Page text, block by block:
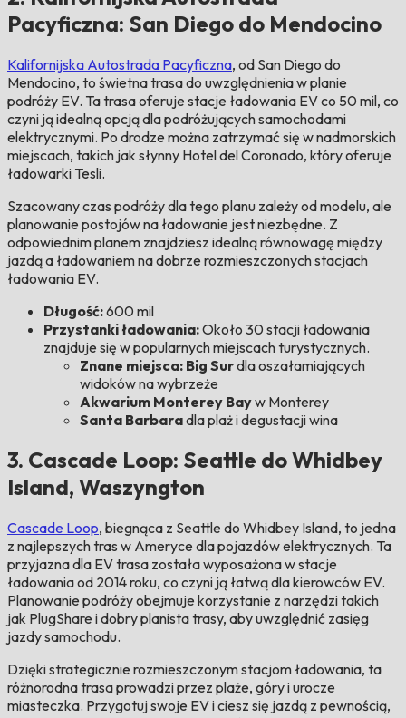
Pacyficzna: San Diego do Mendocino
Kalifornijska Autostrada Pacyficzna, od San Diego do
Mendocino, to świetna trasa do uwzględnienia w planie
podróży EV. Ta trasa oferuje stacje ładowania EV co 50 mil, co
czyni ją idealną opcją dla podróżujących samochodami
elektrycznymi. Po drodze można zatrzymać się w nadmorskich
miejscach, takich jak słynny Hotel del Coronado, który oferuje
ładowarki Tesli.
Szacowany czas podróży dla tego planu zależy od modelu, ale
planowanie postojów na ładowanie jest niezbędne. Z
odpowiednim planem znajdziesz idealną równowagę między
jazdą a ładowaniem na dobrze rozmieszczonych stacjach
ładowania EV.
Długość:600 mil
Przystanki ładowania:Około 30 stacji ładowania
znajduje się w popularnych miejscach turystycznych.
Znane miejsca: Big Surdla oszałamiających
widoków na wybrzeże
Akwarium Monterey Bayw Monterey
Santa Barbaradla plaż i degustacji wina
3. Cascade Loop: Seattle do Whidbey
Island, Waszyngton
Cascade Loop, biegnąca z Seattle do Whidbey Island, to jedna
z najlepszych tras w Ameryce dla pojazdów elektrycznych. Ta
przyjazna dla EV trasa została wyposażona w stacje
ładowania od 2014 roku, co czyni ją łatwą dla kierowców EV.
Planowanie podróży obejmuje korzystanie z narzędzi takich
jak PlugShare i dobry planista trasy, aby uwzględnić zasięg
jazdy samochodu.
Dzięki strategicznie rozmieszczonym stacjom ładowania, ta
różnorodna trasa prowadzi przez plaże, góry i urocze
miasteczka. Przygotuj swoje EV i ciesz się jazdą z pewnością,